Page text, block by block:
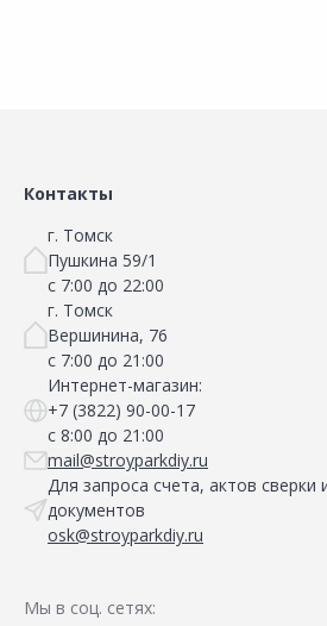
Контакты
г. Томск
Пушкина 59/1
с 7:00 до 22:00
г. Томск
Вершинина, 76
с 7:00 до 21:00
Интернет-магазин:
+7 (3822) 90-00-17
с 8:00 до 21:00
mail@stroyparkdiy.ru
Для запроса счета, актов
документов
osk@stroyparkdiy.ru
Мы в соц. сетях: